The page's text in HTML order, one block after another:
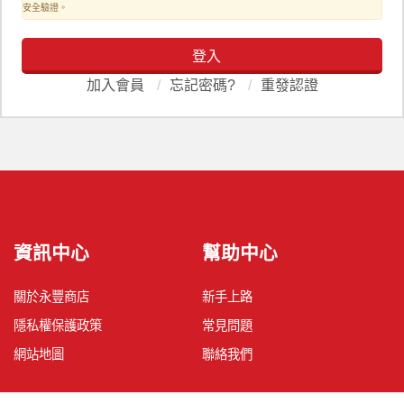
安全驗證。
登入
加入會員
/ 忘記密碼? / 重發認證
資訊中心
關於永豐商店
隱私權保護政策
網站地圖
幫助中心
新手上路
常見問題
聯絡我們